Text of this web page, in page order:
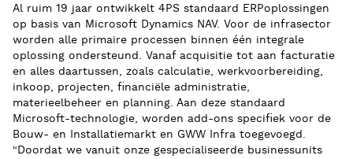
Al ruim 19 jaar ontwikkelt 4PS standaard ERPoplossingen
op basis van Microsoft Dynamics NAV. Voor de infrasector
worden alle primaire processen binnen één integrale
oplossing ondersteund. Vanaf acquisitie tot aan facturatie
en alles daartussen, zoals calculatie, werkvoorbereiding,
inkoop, projecten, financiële administratie,
materieelbeheer en planning. Aan deze standaard
Microsoft-technologie, worden add-ons specifiek voor de
Bouw- en Installatiemarkt en GWW Infra toegevoegd.
“Doordat we vanuit onze gespecialiseerde businessunits